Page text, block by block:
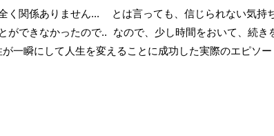
く関係ありません... とは言っても、信じられない気持
できなかったので.. なので、少し時間をおいて、続き
一瞬にして人生を変えることに成功した実際のエピソ